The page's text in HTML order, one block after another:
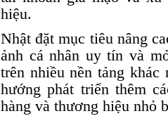
hiệu.
Nhật đặt mục tiêu nâng
ảnh cá nhân uy tín và
trên nhiều nền tảng
hướng phát triển thêm
hàng và thương hiệu nhỏ